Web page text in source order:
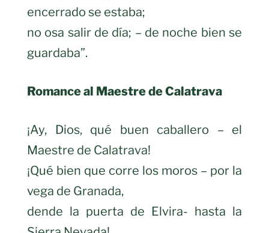
encerrado se estaba;
no osa salir de día; – de noche bien se
guardaba”.
Romance al Maestre de Calatrava
¡Ay, Dios, qué buen caballero – el
Maestre de Calatrava!
¡Qué bien que corre los moros – por la
vega de Granada,
dende la puerta de Elvira- hasta la